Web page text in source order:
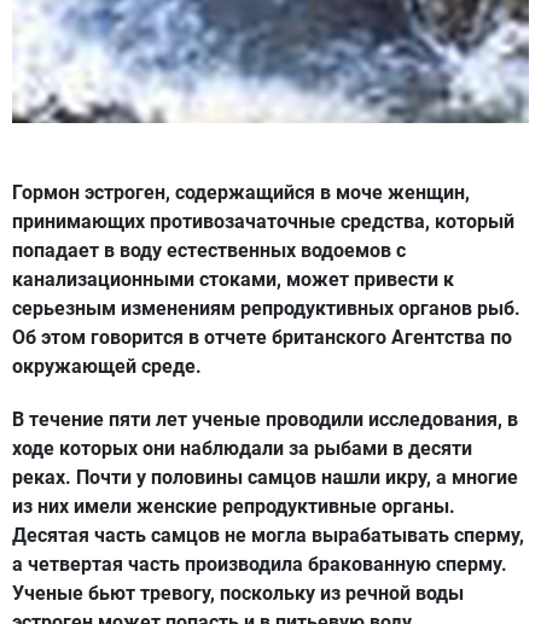
Гормон эстроген, содержащийся в моче женщин,
принимающих противозачаточные средства, который
попадает в воду естественных водоемов с
канализационными стоками, может привести к
серьезным изменениям репродуктивных органов рыб.
Об этом говорится в отчете британского Агентства по
окружающей среде.
В течение пяти лет ученые проводили исследования, в
ходе которых они наблюдали за рыбами в десяти
реках. Почти у половины самцов нашли икру, а многие
из них имели женские репродуктивные органы.
Десятая часть самцов не могла вырабатывать сперму,
а четвертая часть производила бракованную сперму.
Ученые бьют тревогу, поскольку из речной воды